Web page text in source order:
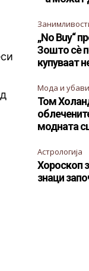
„No Buy“
Зошто сè
купуваат
Мода и
Том
модната
Астрологија
Хороскоп
знаци